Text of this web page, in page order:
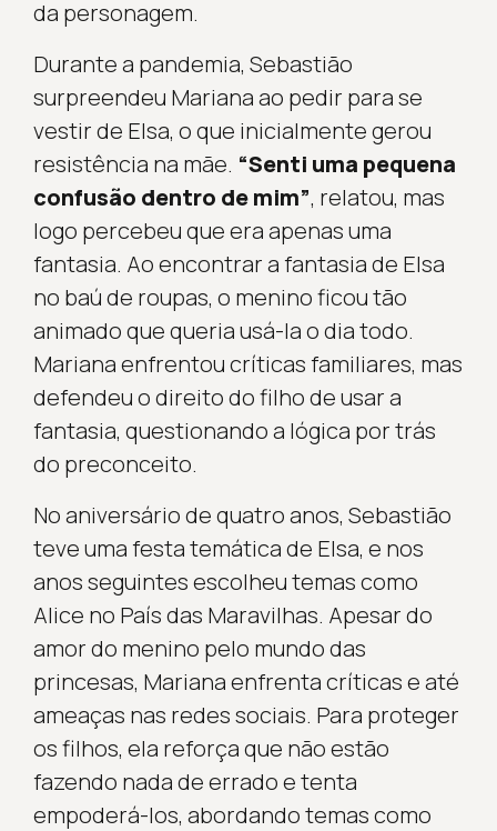
da personagem.
Durante a pandemia, Sebastião
surpreendeu Mariana ao pedir para se
vestir de Elsa, o que inicialmente gerou
resistência na mãe. “Senti uma pequena
confusão dentro de mim”, relatou, mas
logo percebeu que era apenas uma
fantasia. Ao encontrar a fantasia de Elsa
no baú de roupas, o menino ficou tão
animado que queria usá-la o dia todo.
Mariana enfrentou críticas familiares, mas
defendeu o direito do filho de usar a
fantasia, questionando a lógica por trás
do preconceito.
No aniversário de quatro anos, Sebastião
teve uma festa temática de Elsa, e nos
anos seguintes escolheu temas como
Alice no País das Maravilhas. Apesar do
amor do menino pelo mundo das
princesas, Mariana enfrenta críticas e até
ameaças nas redes sociais. Para proteger
os filhos, ela reforça que não estão
fazendo nada de errado e tenta
empoderá-los, abordando temas como